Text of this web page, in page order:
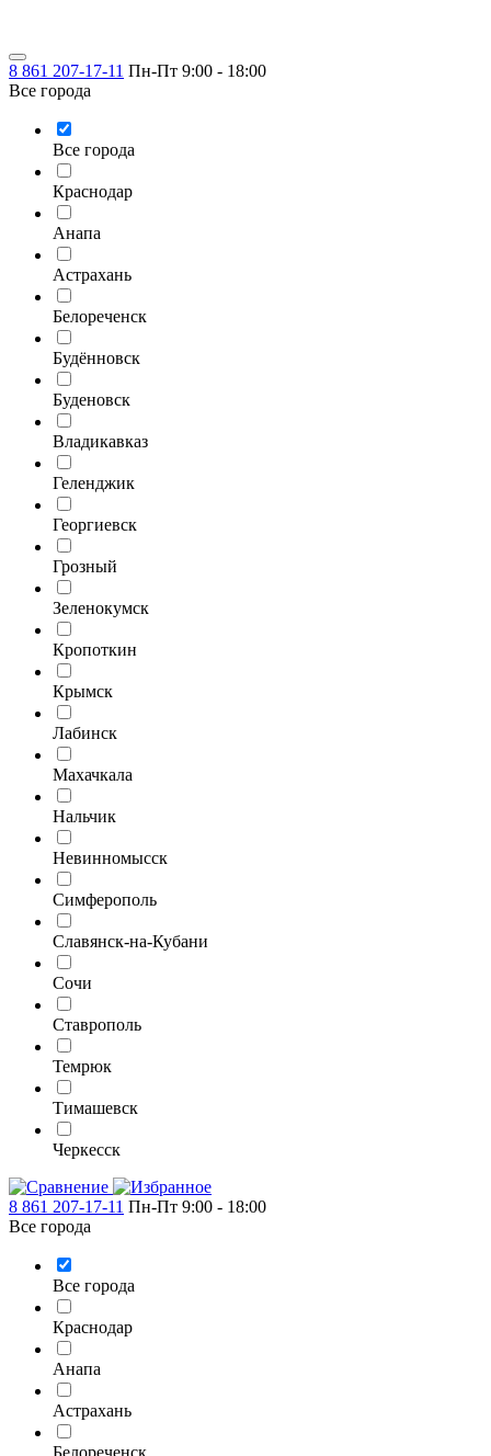
8 861 207-17-11 Пн-Пт 9:00 - 18:00
Все города
Все города
Краснодар
Анапа
Астрахань
Белореченск
Будённовск
Буденовск
Владикавказ
Геленджик
Георгиевск
Грозный
Зеленокумск
Кропоткин
Крымск
Лабинск
Махачкала
Нальчик
Невинномысск
Симферополь
Славянск-на-Кубани
Сочи
Ставрополь
Темрюк
Тимашевск
Черкесск
8 861 207-17-11 Пн-Пт 9:00 - 18:00
Все города
Все города
Краснодар
Анапа
Астрахань
Белореченск